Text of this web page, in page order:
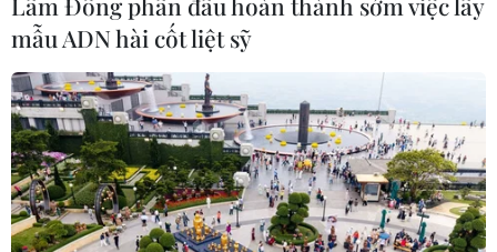
mẫu ADN hài cốt liệt sỹ